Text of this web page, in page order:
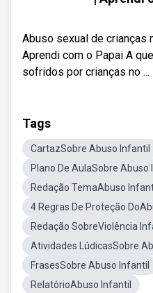
Abuso sexual de crianças
Aprendi com o Papai A
sofridos por crianças no ...
Tags
CartazSobre Abuso Infantil
Plano De AulaSobre Abuso
Redação TemaAbuso
4 Regras De Proteção
Redação SobreViolência
Atividades LúdicasSobre
FrasesSobre Abuso Infantil
RelatórioAbuso Infantil